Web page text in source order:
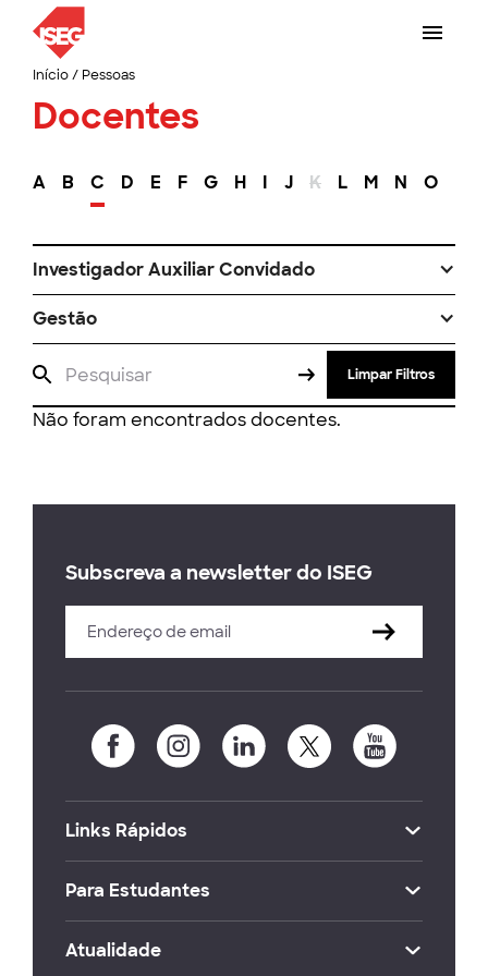
Início/ Pessoas
Docentes
A B C D E F G H I J K L M N O
Investigador Auxiliar Convidado
Gestão
Limpar Filtros
Não foram encontrados docentes.
Subscreva a newsletter do ISEG
Links Rápidos
Para Estudantes
Atualidade